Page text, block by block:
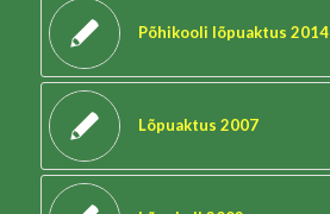
Põhikooli lõpuaktus 2014
Lõpuaktus 2007